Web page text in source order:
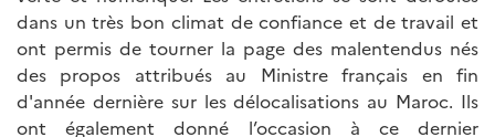
dans un très bon climat de confiance et de travail et
ont permis de tourner la page des malentendus nés
des propos attribués au Ministre français en fin
d'année dernière sur les délocalisations au Maroc. Ils
ont également donné l’occasion à ce dernier